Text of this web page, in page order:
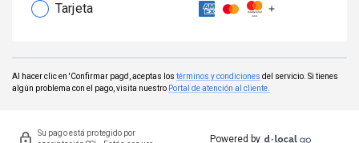
Tarjeta
Al hacer clic en 'Confirmar pago', aceptas los términos y condiciones del servicio. Si tienes
algún problema con el pago, visita nuestro Portal de atención al cliente.
Su pago está protegido por
Powered by